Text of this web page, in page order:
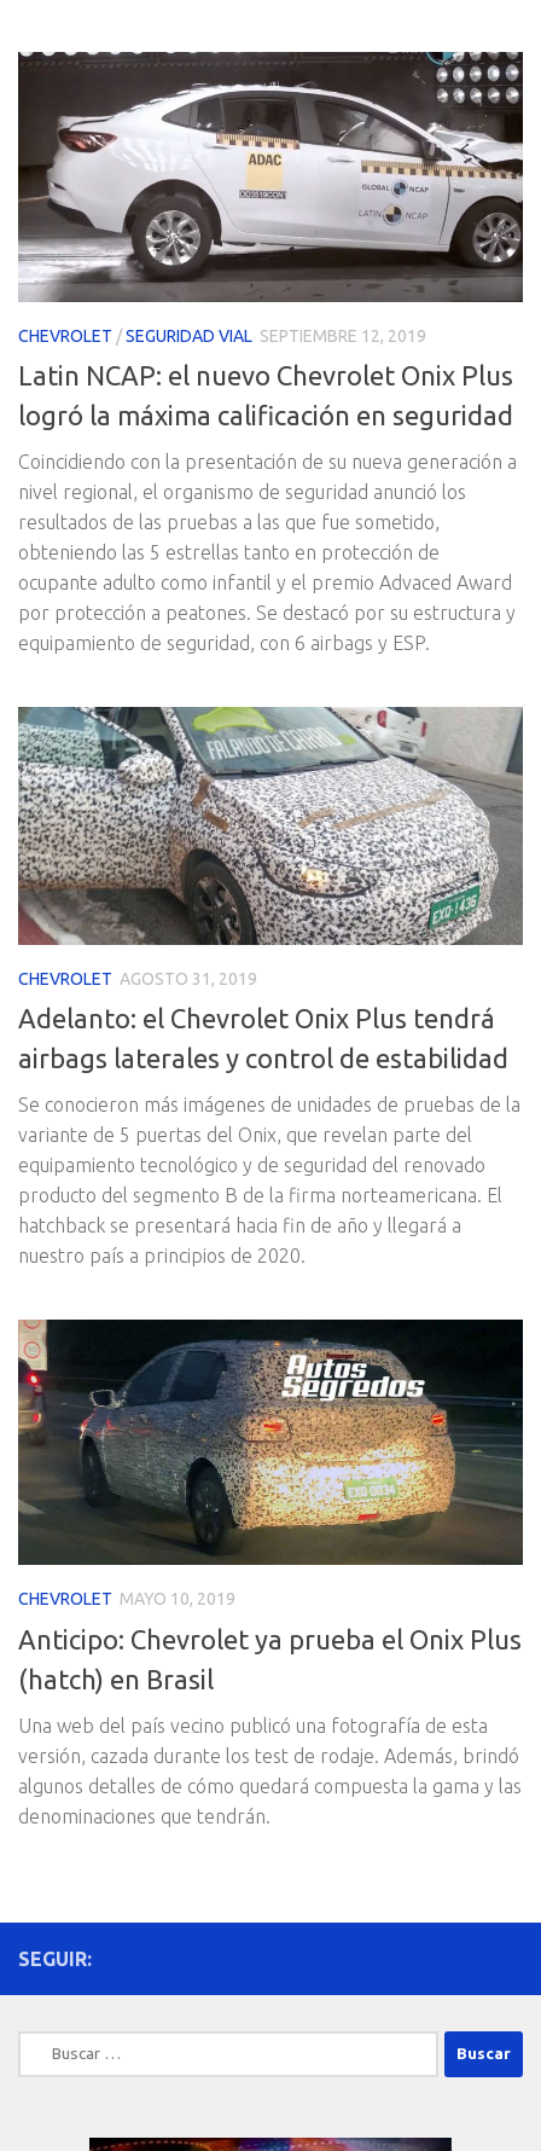
CHEVROLET /SEGURIDAD VIAL SEPTIEMBRE 12, 2019
Latin NCAP: el nuevo Chevrolet Onix Plus
logró la máxima calificación en seguridad
Coincidiendo con la presentación de su nueva generación a
nivel regional, el organismo de seguridad anunció los
resultados de las pruebas a las que fue sometido,
obteniendo las 5 estrellas tanto en protección de
ocupante adulto como infantil y el premio Advaced Award
por protección a peatones. Se destacó por su estructura y
equipamiento de seguridad, con 6 airbags y ESP.
CHEVROLET AGOSTO 31, 2019
Adelanto: el Chevrolet Onix Plus tendrá
airbags laterales y control de estabilidad
Se conocieron más imágenes de unidades de pruebas de la
variante de 5 puertas del Onix, que revelan parte del
equipamiento tecnológico y de seguridad del renovado
producto del segmento B de la firma norteamericana. El
hatchback se presentará hacia fin de año y llegará a
nuestro país a principios de 2020.
CHEVROLET MAYO 10, 2019
Anticipo: Chevrolet ya prueba el Onix Plus
(hatch) en Brasil
Una web del país vecino publicó una fotografía de esta
versión, cazada durante los test de rodaje. Además, brindó
algunos detalles de cómo quedará compuesta la gama y las
denominaciones que tendrán.
SEGUIR:
Buscar: